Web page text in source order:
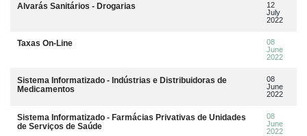
Alvarás Sanitários - Drogarias
12
July
2022
Taxas On-Line
08
June
2022
Sistema Informatizado - Indústrias e Distribuidoras de
Medicamentos
08
June
2022
Sistema Informatizado - Farmácias Privativas de Unidades
de Serviços de Saúde
08
June
2022